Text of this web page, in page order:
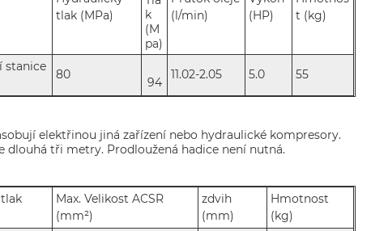
tlak (MPa)
k
(M
pa)
(l/min)
(HP)
t (kg)
stanice
80
94
11.02-2.05 5.0 55
elektřinou jiná zařízení nebo hydraulické kompresory.
dlouhá tři metry. Prodloužená hadice není nutná.
Max. Velikost ACSR
(mm²)
zdvih
(mm)
Hmotnost
(kg)